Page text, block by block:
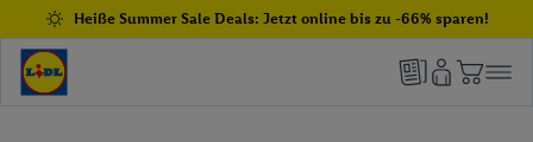
Heiße Summer Sale Deals: Jetzt online bis zu -66% sparen!